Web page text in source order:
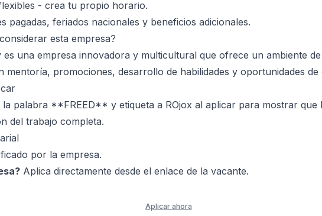
- crea tu propio horario.
pagadas, feriados nacionales y beneficios adicionales.
esta empresa?
es una empresa innovadora y multicultural que ofrece un ambiente
mentoría, promociones, desarrollo de habilidades y oportunidades de
la palabra **FREED** y etiqueta a ROjox al aplicar para mostrar que
del trabajo completa.
por la empresa.
Aplica directamente desde el enlace de la vacante.
Aplicar ahora